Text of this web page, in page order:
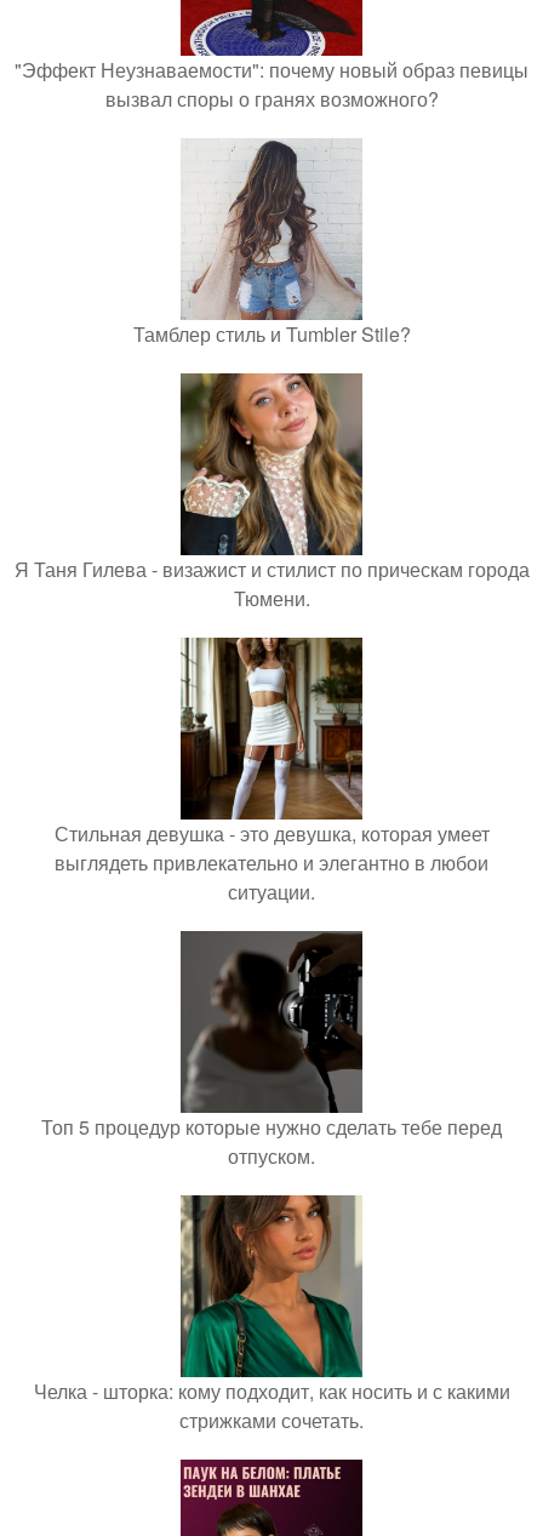
"Эффект Неузнаваемости": почему новый образ певицы
вызвал споры о гранях возможного?
Тамблер стиль и Tumbler Stile?
Я Таня Гилева - визажист и стилист по прическам города
Тюмени.
Стильная девушка - это девушка, которая умеет
выглядеть привлекательно и элегантно в любои
ситуации.
Топ 5 процедур которые нужно сделать тебе перед
отпуском.
Челка - шторка: кому подходит, как носить и с какими
стрижками сочетать.